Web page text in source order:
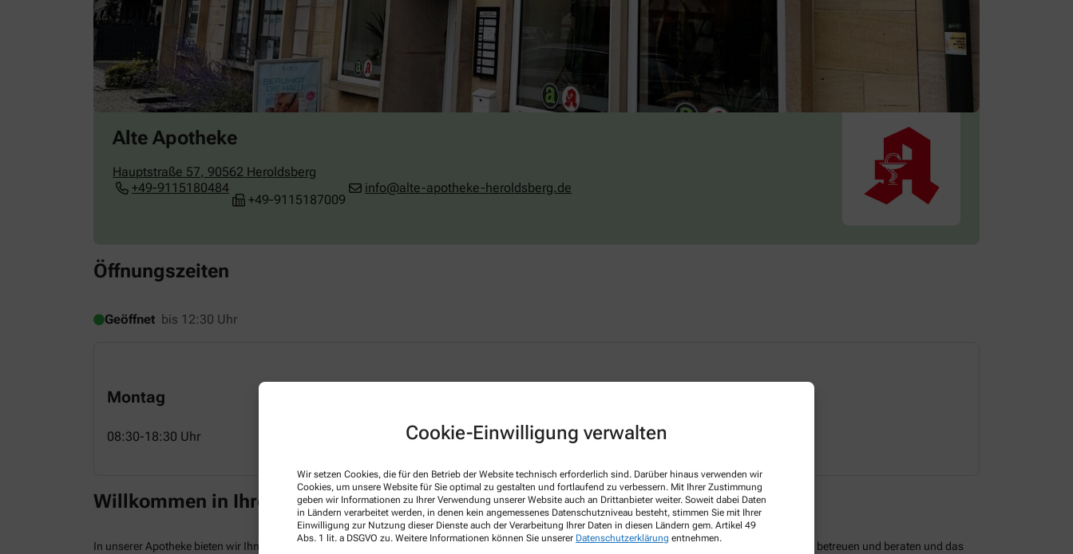
Cookie-Einwilligung verwalten
Wir setzen Cookies, die für den Betrieb der Website technisch erforderlich sind. Darüber hinaus verwenden wir
Cookies, um unsere Website für Sie optimal zu gestalten und fortlaufend zu verbessern. Mit Ihrer Zustimmung
geben wir Informationen zu Ihrer Verwendung unserer Website auch an Drittanbieter weiter. Soweit dabei Daten
in Ländern verarbeitet werden, in denen kein angemessenes Datenschutzniveau besteht, stimmen Sie mit Ihrer
Einwilligung zur Nutzung dieser Dienste auch der Verarbeitung Ihrer Daten in diesen Ländern gem. Artikel 49
Abs. 1 lit. a DSGVO zu. Weitere Informationen können Sie unserer Datenschutzerklärung entnehmen.
Alte Apotheke
Hauptstraße 57, 90562 Heroldsberg
+49-9115180484
+49-9115187009
info@alte-apotheke-heroldsberg.de
Öffnungszeiten
Geöffnet bis 12:30 Uhr
Montag
08:30-18:30 Uhr
Willkommen in Ihrer Apotheke
In unserer Apotheke bieten wir Ihnen kompetenten Service rund um Ihre Gesundheit und Ihr Wohlbefinden. Unser Ziel ist es, Sie optimal zu versorgen, betreuen und beraten und das